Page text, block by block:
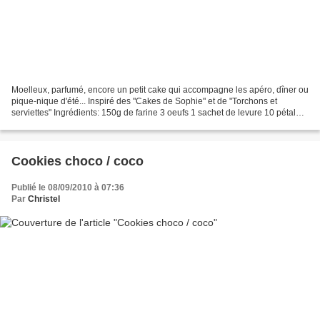
Moelleux, parfumé, encore un petit cake qui accompagne les apéro, dîner ou
pique-nique d'été... Inspiré des "Cakes de Sophie" et de "Torchons et
serviettes" Ingrédients: 150g de farine 3 oeufs 1 sachet de levure 10 pétales
Cookies choco / coco
Publié le 08/09/2010 à 07:36
Par Christel